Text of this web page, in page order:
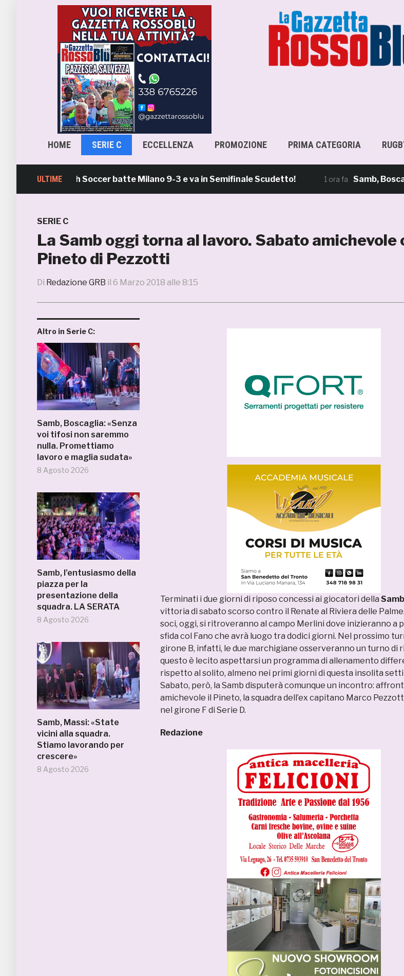
HOME SERIE C ECCELLENZA PROMOZIONE PRIMA CATEGORIA
ULTIME
Samb Beach Soccer batte Milano 9-3 e va in Semifinale Scudetto! Samb, Boscaglia:
SERIE C
La Samb oggi torna al lavoro. Sabato amichevole
Pineto di Pezzotti
Di Redazione GRB il 6 Marzo 2018 alle 8:15
Altro in Serie C:
Samb, Boscaglia: «Senza
voi tifosi non saremmo
nulla. Promettiamo
lavoro e maglia sudata»
8 Agosto 2026
Samb, l’entusiasmo della
piazza per la
presentazione della
squadra. LA SERATA
8 Agosto 2026
Samb, Massi: «State
vicini alla squadra.
Stiamo lavorando per
crescere»
8 Agosto 2026
Terminati i due giorni di riposo concessi ai giocatori della Samb
vittoria di sabato scorso contro il Renate al Riviera delle
soci, oggi, si ritroveranno al campo Merlini dove inizieranno a
sfida col Fano che avrà luogo tra dodici giorni. Nel prossimo
girone B, infatti, le due marchigiane osserveranno un turno di
questo è lecito aspettarsi un programma di allenamento
rispetto al solito, almeno nei primi giorni di questa insolita
Sabato, però, la Samb disputerà comunque un incontro:
amichevole il Pineto, la squadra dell’ex capitano Marco
nel girone F di Serie D.
Redazione